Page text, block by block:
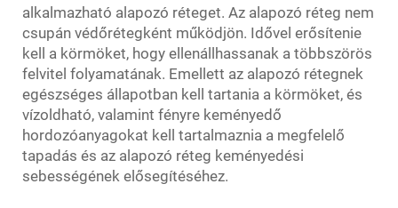
alkalmazható alapozó réteget. Az alapozó réteg nem
csupán védőrétegként működjön. Idővel erősítenie
kell a körmöket, hogy ellenállhassanak a többszörös
felvitel folyamatának. Emellett az alapozó rétegnek
egészséges állapotban kell tartania a körmöket, és
vízoldható, valamint fényre keményedő
hordozóanyagokat kell tartalmaznia a megfelelő
tapadás és az alapozó réteg keményedési
sebességének elősegítéséhez.